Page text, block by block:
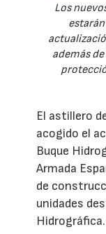
Los
además
El astillero
acogido el
Buque
Armada
de
unidades
Hidrográfica.